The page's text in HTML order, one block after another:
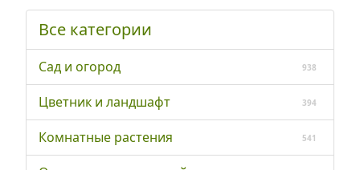
Все категории
Сад и огород 938
Цветник и ландшафт 394
Комнатные растения 541